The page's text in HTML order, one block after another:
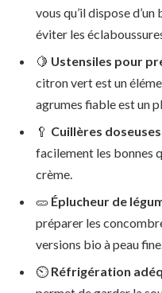
vous qu’il dispose
éviter les
🍋 Ustensiles pour
citron vert est un
agrumes fiable est un
🥄 Cuillères
facilement les bonnes
crème.
🥒 Éplucheur de
préparer les
versions bio à peau
⏲ Réfrigération